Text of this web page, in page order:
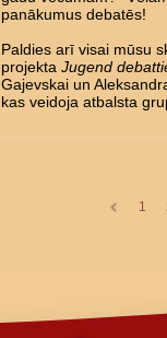
panākumus debatēs!
Paldies arī visai mūsu
projekta Jugend
Gajevskai un
kas veidoja atbalsta
1